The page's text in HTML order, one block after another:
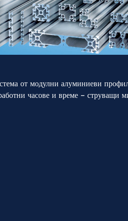
ДОСТАВЧИЦИ
ОБЕКТИ
от модулни алуминиеви
часове и време – струващи